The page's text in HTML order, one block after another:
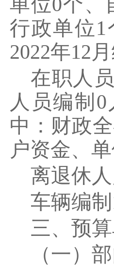
行政单位1
2022年12
在职人
人员编制 0
中：财政
户资金、
离退休
车辆编制
三、预
（一）